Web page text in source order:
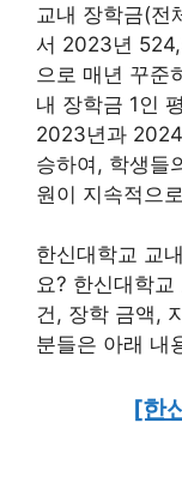
교내 장학금(전
서 2023년
으로 매년 꾸준
내 장학금 1인
2023년과
승하여, 학생들
원이 지속적으
한신대학교 교
요? 한신대학
건, 장학 금액,
분들은 아래 내
[한